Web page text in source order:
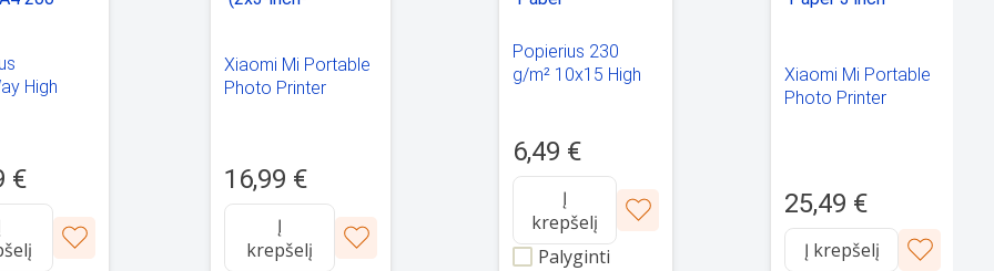
High
€
Xiaomi Mi Portable
Photo Printer
16,99 €
Į
krepšelį
Popierius 230
g/m² 10x15 High
6,49 €
Į
krepšelį
Palyginti
Xiaomi Mi Portable
Photo Printer
25,49 €
Į krepšelį